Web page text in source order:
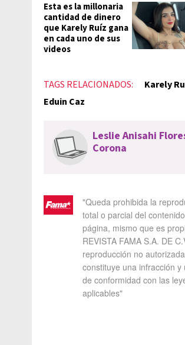
Esta es la millonaria
cantidad de dinero
que Karely Ruíz gana
en cada uno de sus
videos
TAGS RELACIONADOS:
Karely
Eduin Caz
Leslie Anisahi
Corona
"Queda prohibida la
total o parcial del
página, mismo que es
REVISTA FAMA S.A. DE
reproducción no autorizada
constituye una infracción y
de conformidad con las
aplicables"